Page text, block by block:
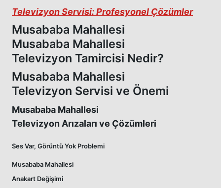
Televizyon Servisi: Profesyonel Çözümler
Musababa Mahallesi
Musababa Mahallesi
Televizyon Tamircisi Nedir?
Musababa Mahallesi
Televizyon Servisi ve Önemi
Musababa Mahallesi
Televizyon Arızaları ve Çözümleri
Ses Var, Görüntü Yok Problemi
Musababa Mahallesi
Anakart Değişimi